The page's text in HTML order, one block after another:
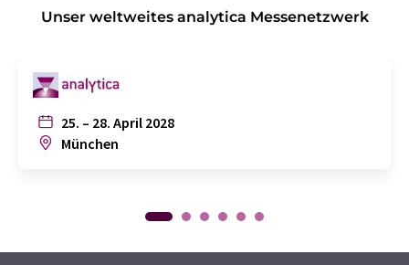
Unser weltweites analytica Messenetzwerk
25. – 28. April 2028
München